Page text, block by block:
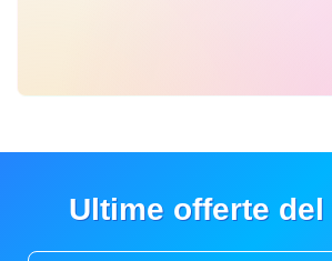
Ultime offerte